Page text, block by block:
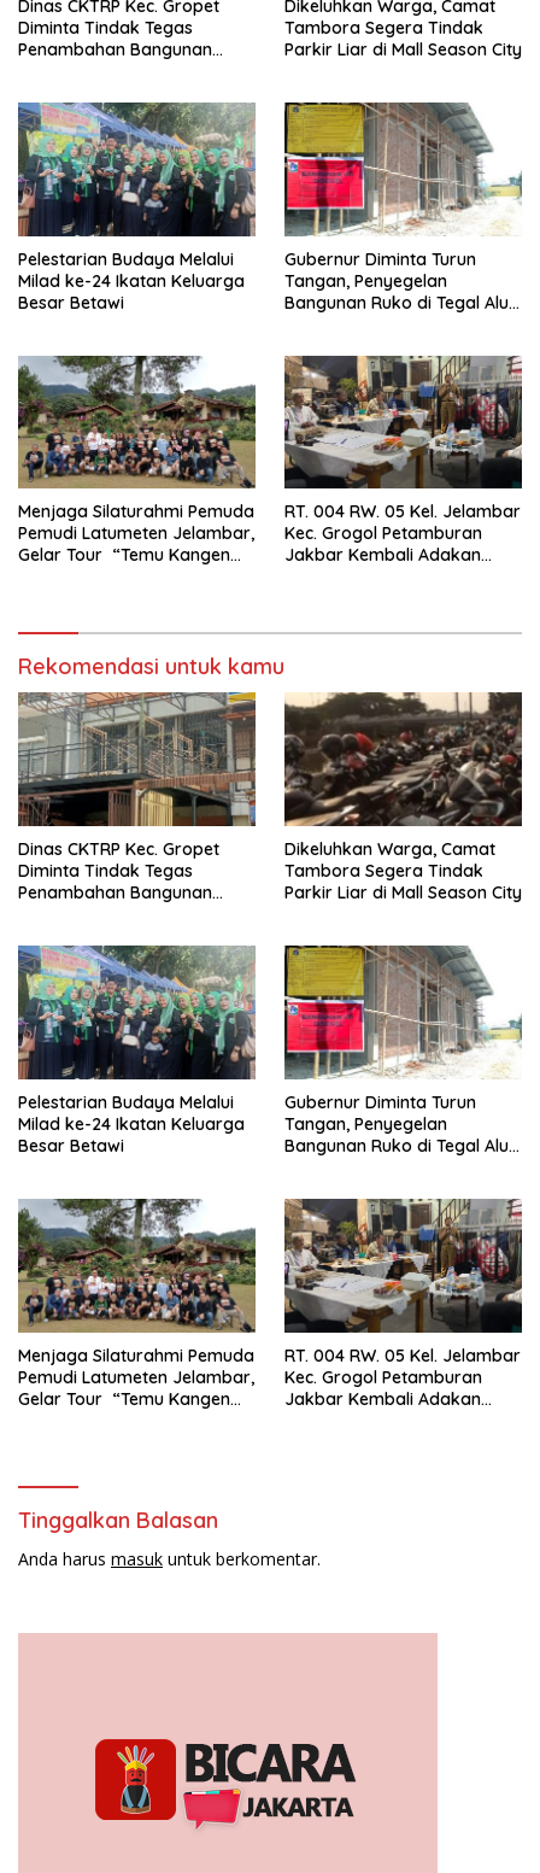
Dinas CKTRP Kec. Gropet
Diminta Tindak Tegas
Penambahan Bangunan
Dikeluhkan Warga, Camat
Tambora Segera Tindak
Parkir Liar di Mall Season City
Pelestarian Budaya Melalui
Milad ke-24 Ikatan Keluarga
Besar Betawi
Gubernur Diminta Turun
Tangan, Penyegelan
Bangunan Ruko di Tegal Alur
Menjaga Silaturahmi Pemuda
Pemudi Latumeten Jelambar,
Gelar Tour “Temu Kangen
RT. 004 RW. 05 Kel. Jelambar
Kec. Grogol Petamburan
Jakbar Kembali Adakan
Rekomendasi untuk kamu
Dinas CKTRP Kec. Gropet
Diminta Tindak Tegas
Penambahan Bangunan
Dikeluhkan Warga, Camat
Tambora Segera Tindak
Parkir Liar di Mall Season City
Pelestarian Budaya Melalui
Milad ke-24 Ikatan Keluarga
Besar Betawi
Gubernur Diminta Turun
Tangan, Penyegelan
Bangunan Ruko di Tegal Alur
Menjaga Silaturahmi Pemuda
Pemudi Latumeten Jelambar,
Gelar Tour “Temu Kangen
RT. 004 RW. 05 Kel. Jelambar
Kec. Grogol Petamburan
Jakbar Kembali Adakan
Tinggalkan Balasan
Anda harus masuk untuk berkomentar.